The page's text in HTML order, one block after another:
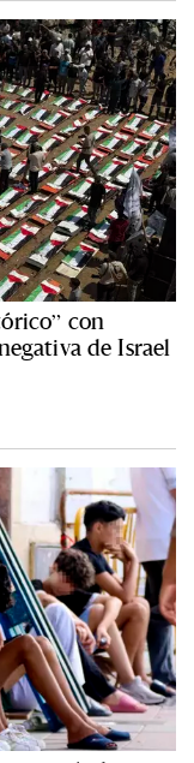
con
de Israel